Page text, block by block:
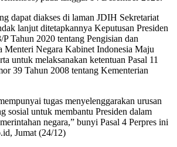
dapat diakses di laman JDIH Sekretariat
lanjut ditetapkannya Keputusan Presiden
Tahun 2020 tentang Pengisian dan
Menteri Negara Kabinet Indonesia Maju
untuk melaksanakan ketentuan Pasal 11
39 Tahun 2008 tentang Kementerian
tugas menyelenggarakan urusan
sosial untuk membantu Presiden dalam
negara,” bunyi Pasal 4 Perpres ini
Jumat (24/12)